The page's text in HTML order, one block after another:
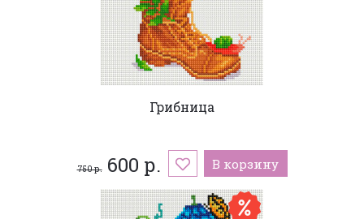
Грибница
750 р.600 р. В корзину